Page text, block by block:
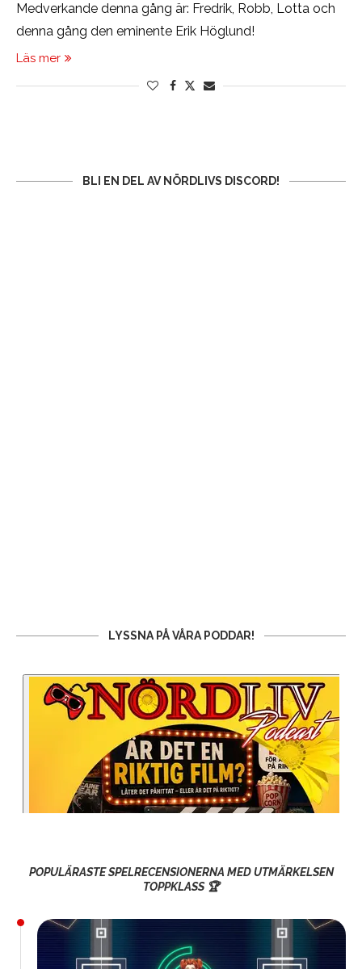
Medverkande denna gång är: Fredrik, Robb, Lotta och
denna gång den eminente Erik Höglund!
Läs mer
BLI EN DEL AV NÖRDLIVS DISCORD!
LYSSNA PÅ VÅRA PODDAR!
POPULÄRASTE SPELRECENSIONERNA MED UTMÄRKELSEN
TOPPKLASS 🏆